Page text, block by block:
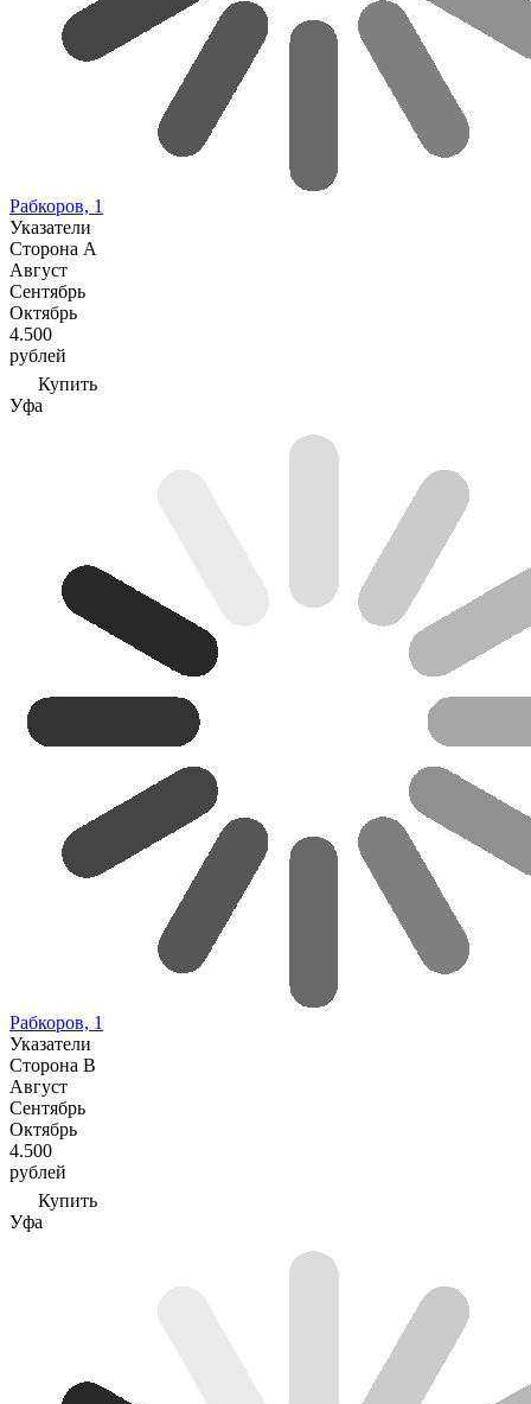
Рабкоров, 1
Указатели
Сторона А
Август
Сентябрь
Октябрь
4.500
рублей
Купить
Уфа
Рабкоров, 1
Указатели
Сторона В
Август
Сентябрь
Октябрь
4.500
рублей
Купить
Уфа